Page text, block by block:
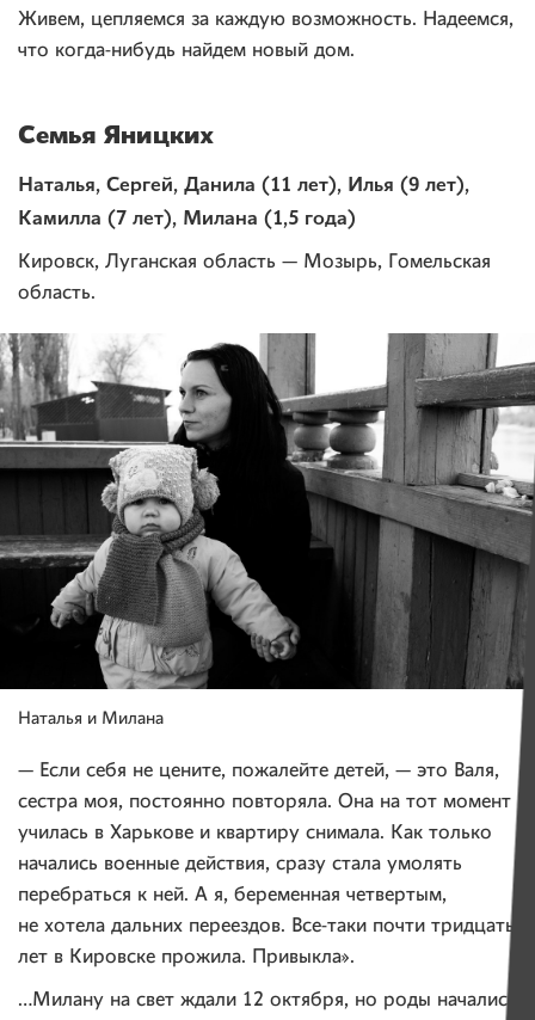
Живем, цепляемся за каждую возможность. Надеемся,
что когда-нибудь найдем новый дом.
Семья Яницких
Наталья, Сергей, Данила (11 лет), Илья (9 лет),
Камилла (7 лет), Милана (1,5 года)
Кировск, Луганская область — Мозырь, Гомельская
область.
Наталья и Милана
— Если себя не цените, пожалейте детей, — это Валя,
сестра моя, постоянно повторяла. Она на тот момент
училась в Харькове и квартиру снимала. Как только
начались военные действия, сразу стала умолять
перебраться к ней. А я, беременная четвертым,
не хотела дальних переездов. Все-таки почти тридцать
лет в Кировске прожила. Привыкла».
…Милану на свет ждали 12 октября, но роды начались